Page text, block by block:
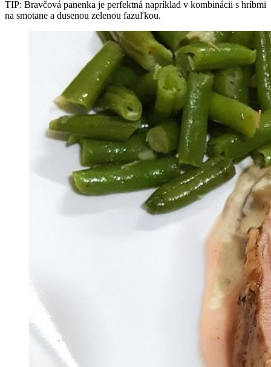
TIP: Bravčová panenka je perfektná napríklad v kombinácii s hríbmi
na smotane a dusenou zelenou fazuľkou.